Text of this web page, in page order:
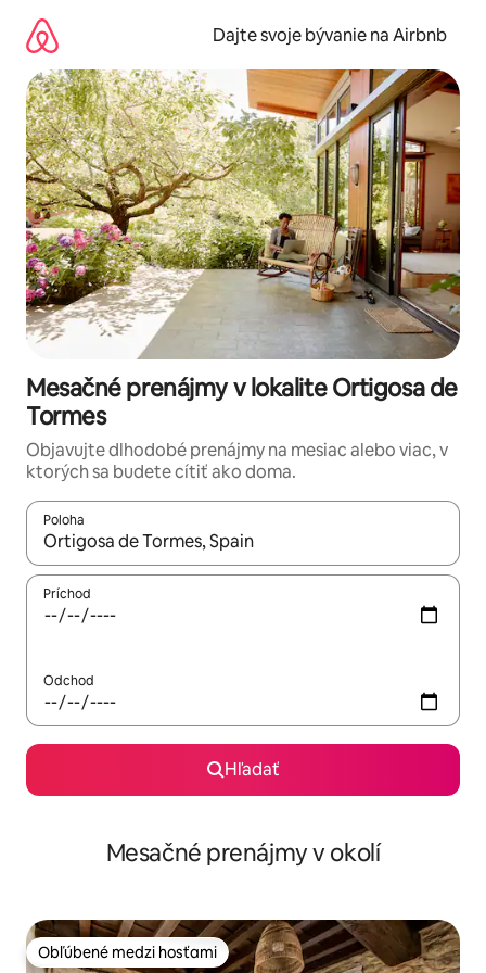
obsah.
Dajte svoje bývanie na Airbnb
Mesačné prenájmy v lokalite Ortigosa de
Tormes
Objavujte dlhodobé prenájmy na mesiac alebo viac, v
ktorých sa budete cítiť ako doma.
Poloha
Keď budú výsledky k dispozícii, môžete si ich prechádzať
Príchod
Odchod
Hľadať
Mesačné prenájmy v okolí
Obľúbené medzi hosťami
Obľúbené medzi hosťami